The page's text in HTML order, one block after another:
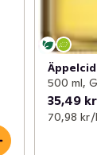
500 ml,
35,49 kr
70,98 kr /l